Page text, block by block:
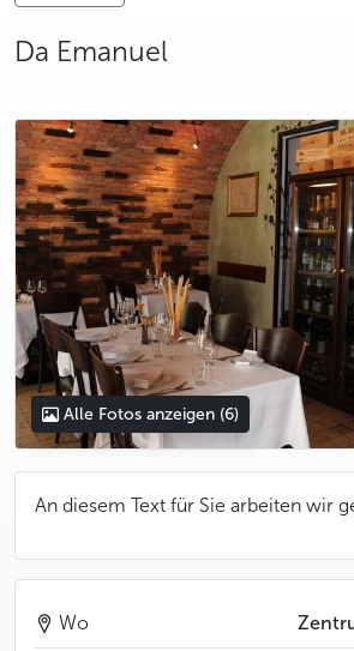
Da Emanuel
photo 5
photo 6
Alle Fotos anzeigen (6)
An diesem Text für Sie arbeiten wir
Wo